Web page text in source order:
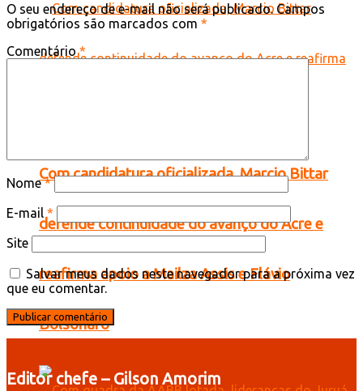
Com candidatura oficializada, Marcio Bittar
defende continuidade do avanço do Acre e
reafirma apoio a Mailza Assis e Flávio
Bolsonaro
O seu endereço de e-mail não será publicado. Campos
obrigatórios são marcados com *
Comentário*
Nome*
E-mail*
Site
Salvar meus dados neste navegador para a próxima vez
que eu comentar.
Editor chefe – Gilson Amorim